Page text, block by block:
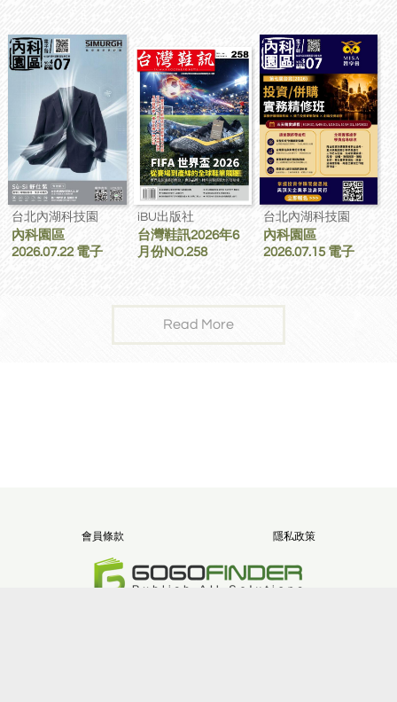
品牌
內科園區
2026.07.22 電子
Su-Si 舒仕裝 都會
台北內湖科技園
台灣鞋訊2026年6
月份NO.258
iBU出版社
內科園區
2026.07.15 電子
投資/併購 實務精
台北內湖科技園
Read More
會員條款 隱私政策